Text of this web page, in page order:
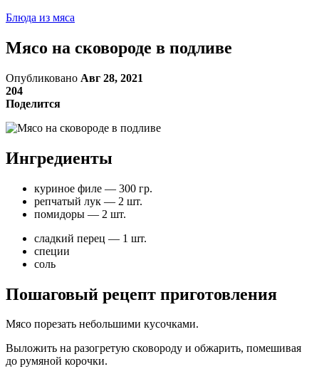
Блюда из мяса
Мясо на сковороде в подливе
Опубликовано Авг 28, 2021
204
Поделится
Ингредиенты
куриное филе — 300 гр.
репчатый лук — 2 шт.
помидоры — 2 шт.
сладкий перец — 1 шт.
специи
соль
Пошаговый рецепт приготовления
Мясо порезать небольшими кусочками.
Выложить на разогретую сковороду и обжарить, помешивая
до румяной корочки.